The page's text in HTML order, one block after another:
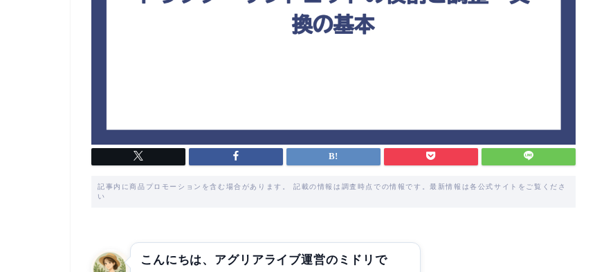
記事内に商品プロモーションを含む場合があります。 記載の情報は調査時点での情報です。最新情報は各公式サイトをご覧くださ
い
こんにちは、アグリアライブ運営のミドリで